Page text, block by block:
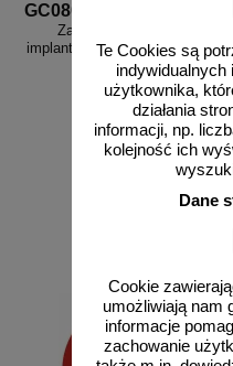
Te Cookies są
indywidualnych
użytkownika,
działania
informacji, np.
kolejność ich
Dane
Cookie
umożliwiają nam
informacje
zachowanie
GC080
Zakaz wstępu osobom z
implantami - znak bhp
- GC080
od 2,96 zł